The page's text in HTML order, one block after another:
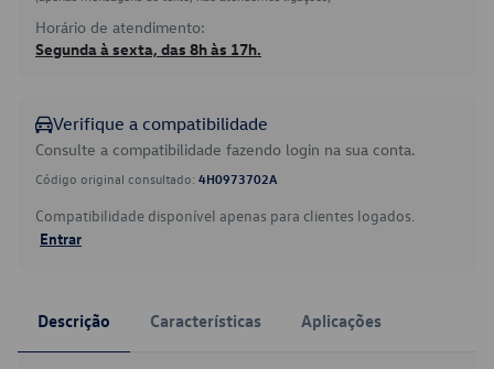
Horário de atendimento:
Segunda à sexta, das 8h às 17h.
Verifique a compatibilidade
Consulte a compatibilidade fazendo login na sua conta.
Código original consultado: 4H0973702A
Compatibilidade disponível apenas para clientes logados.
Entrar
Descrição Características Aplicações